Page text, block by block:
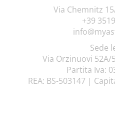
Via Chemnitz
+39
Sede
Via Orzinuovi 52A/
Partita Iva:
REA: BS-503147 |